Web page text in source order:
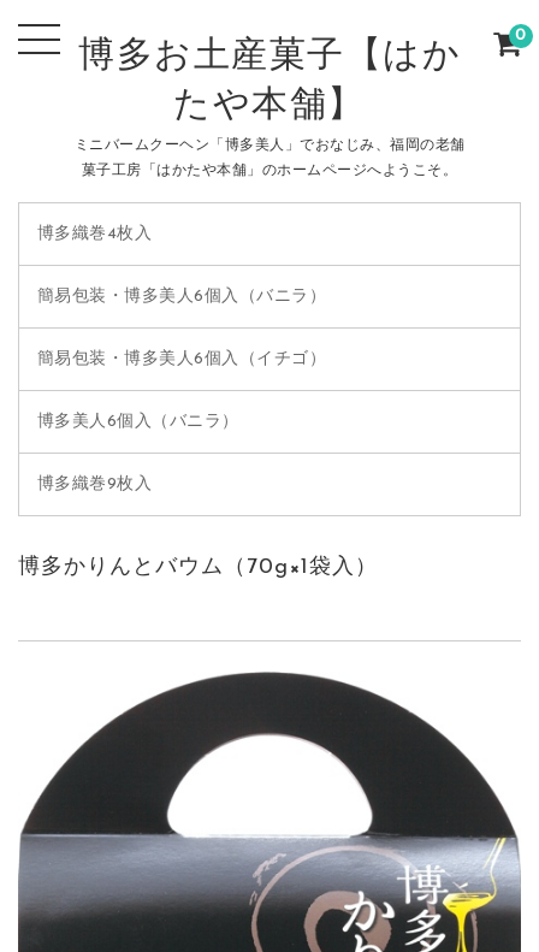
博多お土産菓子【はか
たや本舗】
ミニバームクーヘン「博多美人」でおなじみ、福岡の老舗
菓子工房「はかたや本舗」のホームページへようこそ。
博多織巻4枚入
簡易包装・博多美人6個入（バニラ）
簡易包装・博多美人6個入（イチゴ）
博多美人6個入（バニラ）
博多織巻9枚入
0
博多かりんとバウム（70g×1袋入）